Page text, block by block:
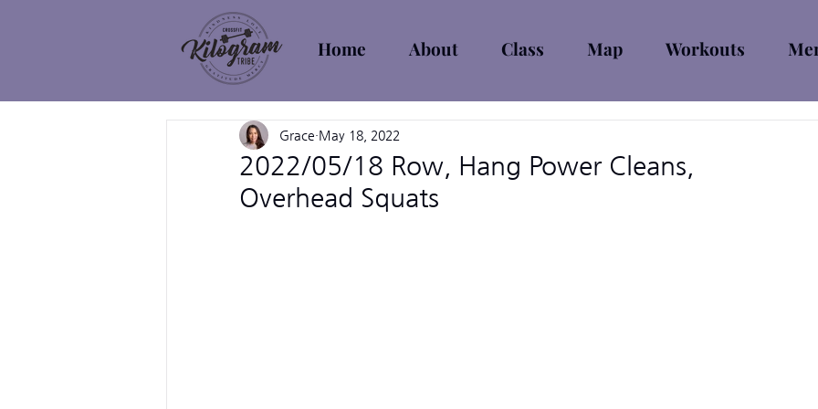
Home About Class Map Workouts
2022/05/18 Row, Hang Power Cleans,
Overhead Squats
Grace May 18, 2022